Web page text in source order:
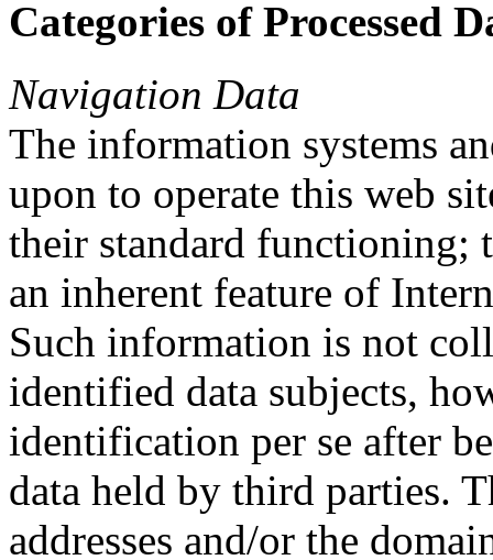
Categories of Processed
Navigation Data
The information systems
upon to operate this web
their standard functioning;
an inherent feature of
Such information is not
identified data subjects,
identification per se after
data held by third parties.
addresses and/or the